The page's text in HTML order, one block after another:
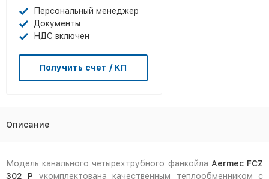
Персональный менеджер
Документы
НДС включен
Получить счет / КП
Описание
Модель канального четырехтрубного фанкойла Aermec FCZ
302 P укомплектована качественным теплообменником с